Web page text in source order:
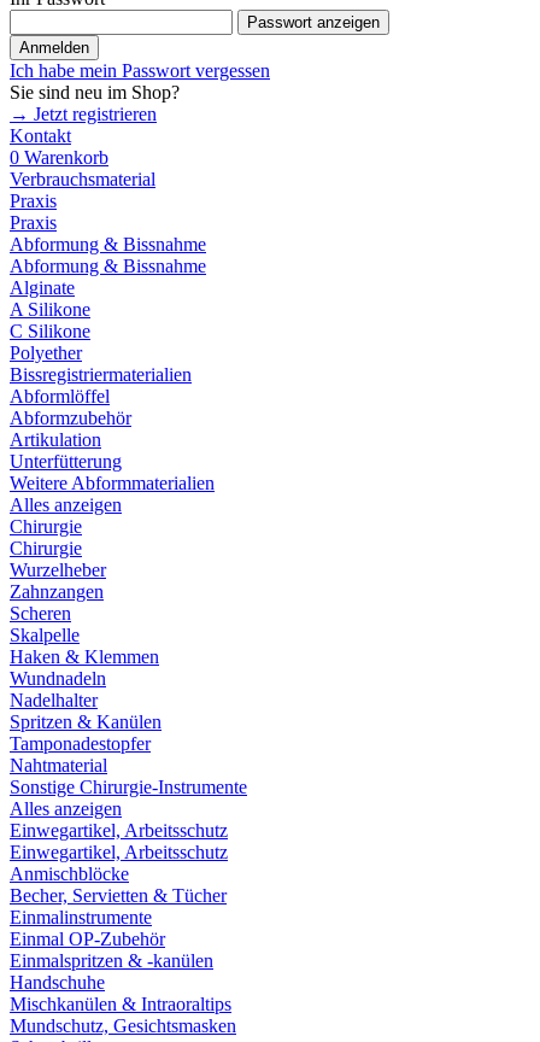
Passwort anzeigen
Anmelden
Ich habe mein Passwort vergessen
Sie sind neu im Shop?
→ Jetzt registrieren
Kontakt
0 Warenkorb
Verbrauchsmaterial
Praxis
Praxis
Abformung & Bissnahme
Abformung & Bissnahme
Alginate
A Silikone
C Silikone
Polyether
Bissregistriermaterialien
Abformlöffel
Abformzubehör
Artikulation
Unterfütterung
Weitere Abformmaterialien
Alles anzeigen
Chirurgie
Chirurgie
Wurzelheber
Zahnzangen
Scheren
Skalpelle
Haken & Klemmen
Wundnadeln
Nadelhalter
Spritzen & Kanülen
Tamponadestopfer
Nahtmaterial
Sonstige Chirurgie-Instrumente
Alles anzeigen
Einwegartikel, Arbeitsschutz
Einwegartikel, Arbeitsschutz
Anmischblöcke
Becher, Servietten & Tücher
Einmalinstrumente
Einmal OP-Zubehör
Einmalspritzen & -kanülen
Handschuhe
Mischkanülen & Intraoraltips
Mundschutz, Gesichtsmasken